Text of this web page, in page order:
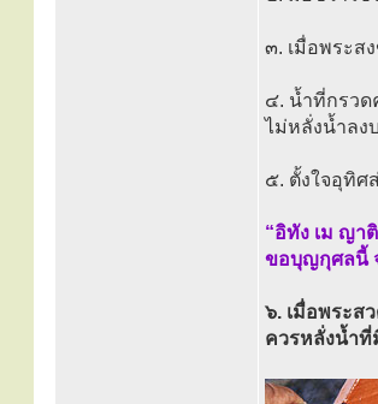
๓. เมื่อพระส
๔. น้ำที่กรวด
ไม่หลั่งน้ำลง
๕. ตั้งใจอุทิ
“อิทัง เม ญา
ขอบุญกุศลนี้
๖. เมื่อพระส
ควรหลั่งน้ำ